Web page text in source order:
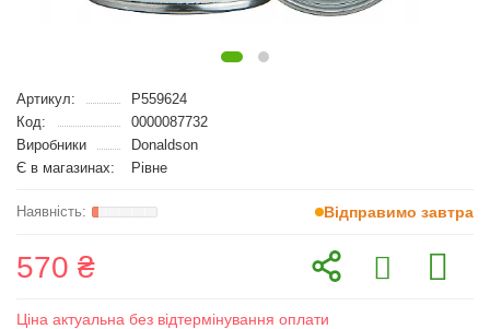
Артикул:
P559624
Код:
0000087732
Виробники
Donaldson
Є в магазинах:
Рівне
Відправимо завтра
570 ₴
Ціна актуальна без відтермінування оплати